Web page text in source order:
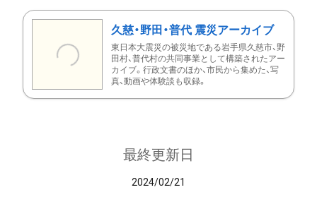
久慈・野田・普代 震災アーカイブ
東日本大震災の被災地である岩手県久慈市、野
田村、普代村の共同事業として構築されたアー
カイブ。行政文書のほか、市民から集めた、写
真、動画や体験談も収録。
最終更新日
2024/02/21